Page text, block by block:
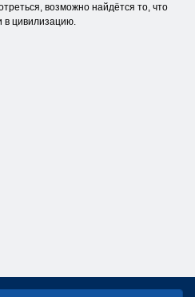
возможно найдётся то, что
в цивилизацию.